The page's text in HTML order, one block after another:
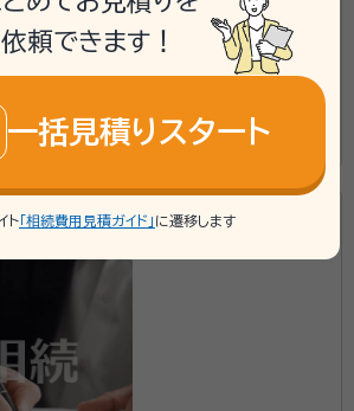
/ 相続人調査
事務所の詳細を見る
法務事務所
依頼できます！
一括見積りスタート
ト 「相続費用見積ガイド」 に遷移します